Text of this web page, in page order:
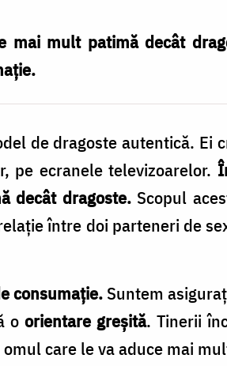
mai mult patimă decât
de dragoste autentică. Ei
pe ecranele televizoarelor.
decât dragoste.Scopul
între doi parteneri de
consumație. Suntem
o orientare greșită. Tinerii
care le va aduce mai